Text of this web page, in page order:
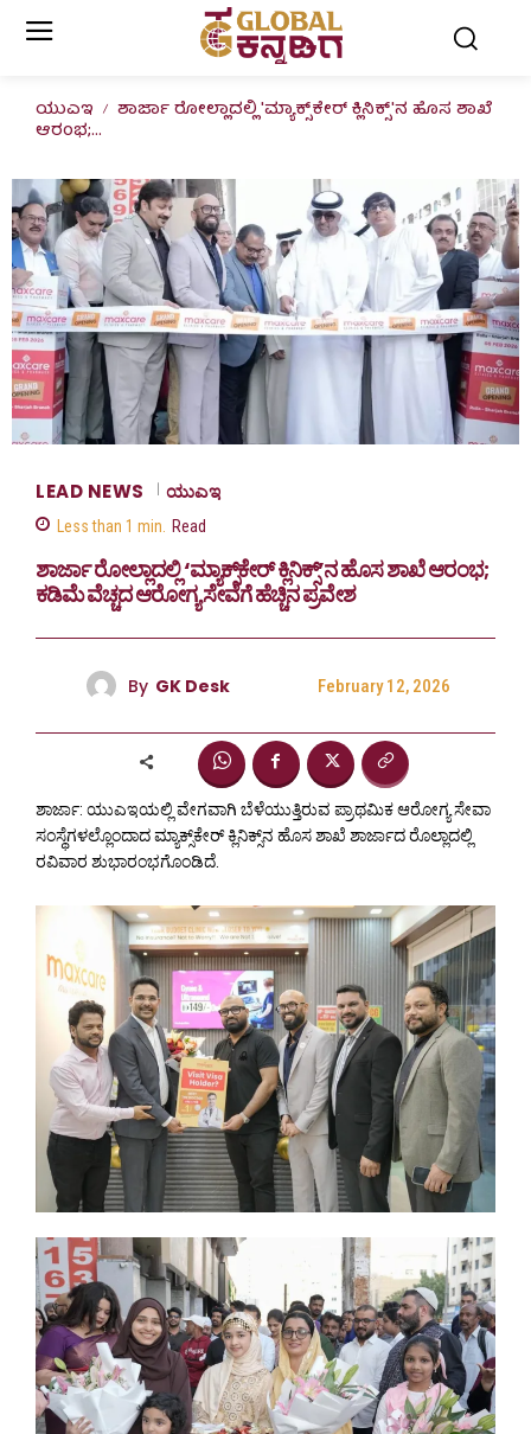
ಯುಎಇ ಶಾರ್ಜಾ ರೋಲ್ಲಾದಲ್ಲಿ 'ಮ್ಯಾಕ್ಸ್‌ಕೇರ್ ಕ್ಲಿನಿಕ್ಸ್'ನ ಹೊಸ ಶಾಖೆ
ಆರಂಭ;...
LEAD NEWS ಯುಎಇ
Less than 1 min. Read
ಶಾರ್ಜಾ ರೋಲ್ಲಾದಲ್ಲಿ ‘ಮ್ಯಾಕ್ಸ್‌ಕೇರ್ ಕ್ಲಿನಿಕ್ಸ್’ನ ಹೊಸ ಶಾಖೆ ಆರಂಭ;
ಕಡಿಮೆ ವೆಚ್ಚದ ಆರೋಗ್ಯ ಸೇವೆಗೆ ಹೆಚ್ಚಿನ ಪ್ರವೇಶ
By GK Desk February 12, 2026
ಶಾರ್ಜಾ: ಯುಎಇಯಲ್ಲಿ ವೇಗವಾಗಿ ಬೆಳೆಯುತ್ತಿರುವ ಪ್ರಾಥಮಿಕ ಆರೋಗ್ಯ ಸೇವಾ
ಸಂಸ್ಥೆಗಳಲ್ಲೊಂದಾದ ಮ್ಯಾಕ್ಸ್‌ಕೇರ್ ಕ್ಲಿನಿಕ್ಸ್‌ನ ಹೊಸ ಶಾಖೆ ಶಾರ್ಜಾದ ರೊಲ್ಲಾದಲ್ಲಿ
ರವಿವಾರ ಶುಭಾರಂಭಗೊಂಡಿದೆ.